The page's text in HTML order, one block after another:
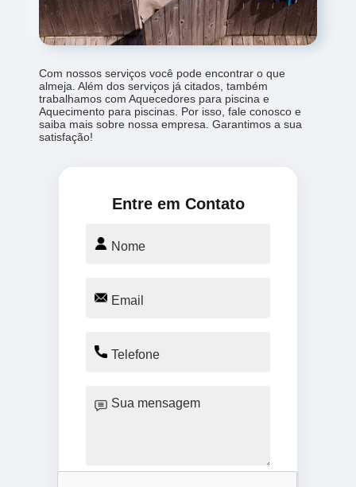
Com nossos serviços você pode encontrar o que
almeja. Além dos serviços já citados, também
trabalhamos com Aquecedores para piscina e
Aquecimento para piscinas. Por isso, fale conosco e
saiba mais sobre nossa empresa. Garantimos a sua
satisfação!
Entre em Contato